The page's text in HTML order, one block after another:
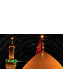
آلیاژی